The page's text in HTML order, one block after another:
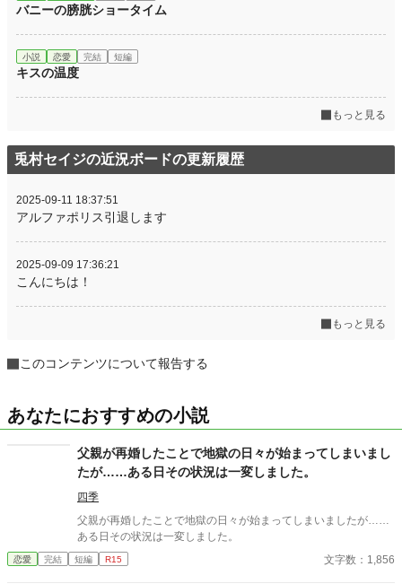
累計ポイント 6,939 pt (112,053 位)
バニーの膀胱ショータイム
小説 恋愛 完結 短編
キスの温度
もっと見る
兎村セイジの近況ボードの更新履歴
2025-09-11 18:37:51
アルファポリス引退します
2025-09-09 17:36:21
こんにちは！
もっと見る
このコンテンツについて報告する
あなたにおすすめの小説
父親が再婚したことで地獄の日々が始まってしまいまし
たが……ある日その状況は一変しました。
四季
父親が再婚したことで地獄の日々が始まってしまいましたが……
ある日その状況は一変しました。
恋愛 完結 短編 R15 文字数：1,856